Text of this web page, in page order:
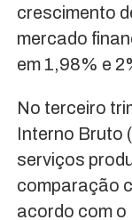
crescimento
mercado
em 1,98% e
No terceiro
Interno Bruto
serviços
comparação
acordo com o